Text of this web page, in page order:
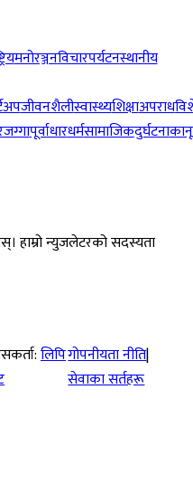
मनोरञ्जनविचारपर्यटनस्थानीय
जीवनशैलीस्वास्थ्यशिक्षाअपराध
पूर्वाधारधर्मसामाजिकदुर्घटना
हाम्रो न्युजलेटरको सदस्यता
लिपिगोपनीयता नीति|
सेवाका सर्तहरू